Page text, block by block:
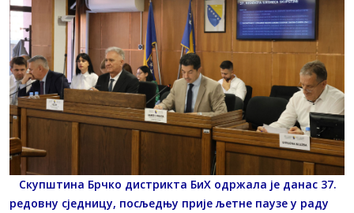
Скупштина Брчко дистрикта БиХ одржала је данас 37.
редовну сједницу, посљедњу прије љетне паузе у раду